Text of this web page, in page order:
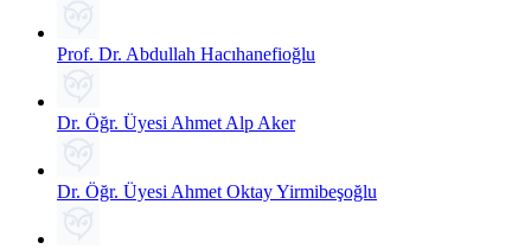
Prof. Dr. Abdullah Hacıhanefioğlu
Dr. Öğr. Üyesi Ahmet Alp Aker
Dr. Öğr. Üyesi Ahmet Oktay Yirmibeşoğlu